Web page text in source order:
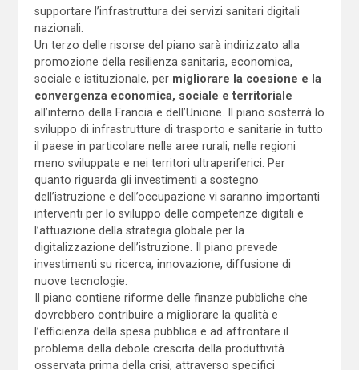
supportare l’infrastruttura dei servizi sanitari digitali
nazionali.
Un terzo delle risorse del piano sarà indirizzato alla
promozione della resilienza sanitaria, economica,
sociale e istituzionale, per migliorare la coesione e la
convergenza economica, sociale e territoriale
all’interno della Francia e dell’Unione. Il piano sosterrà lo
sviluppo di infrastrutture di trasporto e sanitarie in tutto
il paese in particolare nelle aree rurali, nelle regioni
meno sviluppate e nei territori ultraperiferici. Per
quanto riguarda gli investimenti a sostegno
dell’istruzione e dell’occupazione vi saranno importanti
interventi per lo sviluppo delle competenze digitali e
l’attuazione della strategia globale per la
digitalizzazione dell’istruzione. Il piano prevede
investimenti su ricerca, innovazione, diffusione di
nuove tecnologie.
Il piano contiene riforme delle finanze pubbliche che
dovrebbero contribuire a migliorare la qualità e
l’efficienza della spesa pubblica e ad affrontare il
problema della debole crescita della produttività
osservata prima della crisi, attraverso specifici